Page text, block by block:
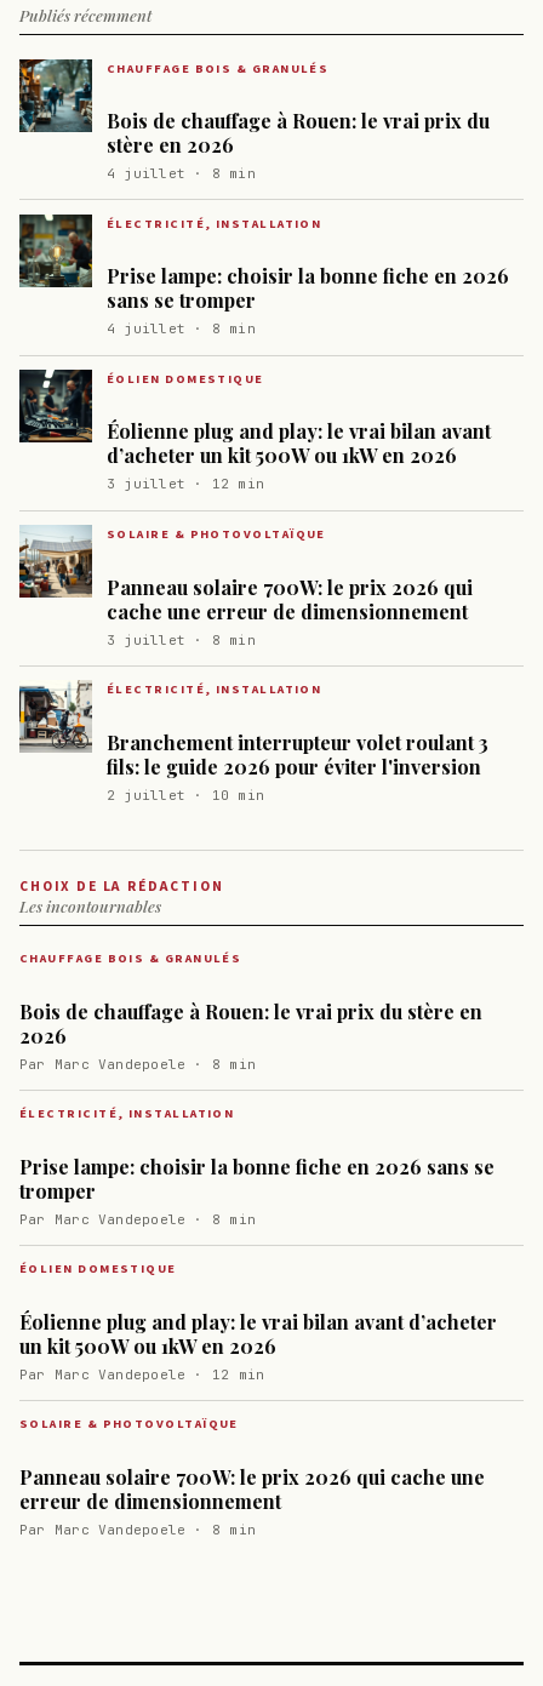
Publiés récemment
CHAUFFAGE BOIS & GRANULÉS
Bois de chauffage à Rouen: le vrai prix du
stère en 2026
4 juillet · 8 min
ÉLECTRICITÉ, INSTALLATION
Prise lampe: choisir la bonne fiche en 2026
sans se tromper
4 juillet · 8 min
ÉOLIEN DOMESTIQUE
Éolienne plug and play: le vrai bilan avant
d’acheter un kit 500W ou 1kW en 2026
3 juillet · 12 min
SOLAIRE & PHOTOVOLTAÏQUE
Panneau solaire 700W: le prix 2026 qui
cache une erreur de dimensionnement
3 juillet · 8 min
ÉLECTRICITÉ, INSTALLATION
Branchement interrupteur volet roulant 3
fils: le guide 2026 pour éviter l'inversion
2 juillet · 10 min
CHOIX DE LA RÉDACTION
Les incontournables
CHAUFFAGE BOIS & GRANULÉS
Bois de chauffage à Rouen: le vrai prix du stère en
2026
Par Marc Vandepoele · 8 min
ÉLECTRICITÉ, INSTALLATION
Prise lampe: choisir la bonne fiche en 2026 sans se
tromper
Par Marc Vandepoele · 8 min
ÉOLIEN DOMESTIQUE
Éolienne plug and play: le vrai bilan avant d’acheter
un kit 500W ou 1kW en 2026
Par Marc Vandepoele · 12 min
SOLAIRE & PHOTOVOLTAÏQUE
Panneau solaire 700W: le prix 2026 qui cache une
erreur de dimensionnement
Par Marc Vandepoele · 8 min